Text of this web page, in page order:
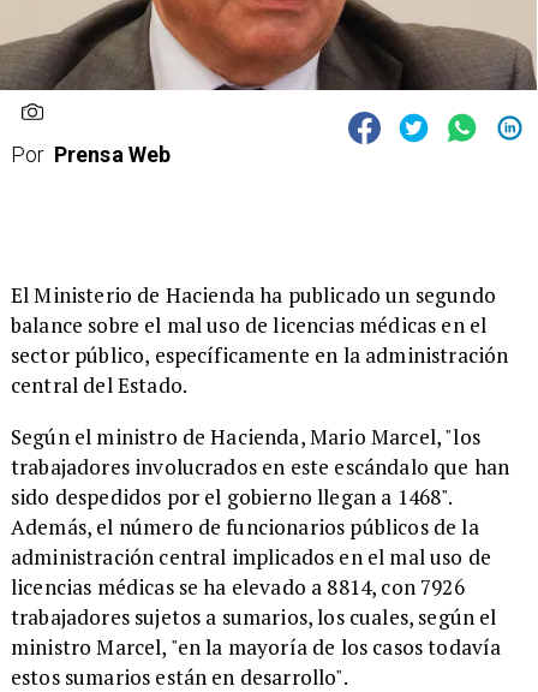
Por Prensa Web
El Ministerio de Hacienda ha publicado un segundo
balance sobre el mal uso de licencias médicas en el
sector público, específicamente en la administración
central del Estado.
Según el ministro de Hacienda, Mario Marcel, "los
trabajadores involucrados en este escándalo que han
sido despedidos por el gobierno llegan a 1468".
Además, el número de funcionarios públicos de la
administración central implicados en el mal uso de
licencias médicas se ha elevado a 8814, con 7926
trabajadores sujetos a sumarios, los cuales, según el
ministro Marcel, "en la mayoría de los casos todavía
estos sumarios están en desarrollo".